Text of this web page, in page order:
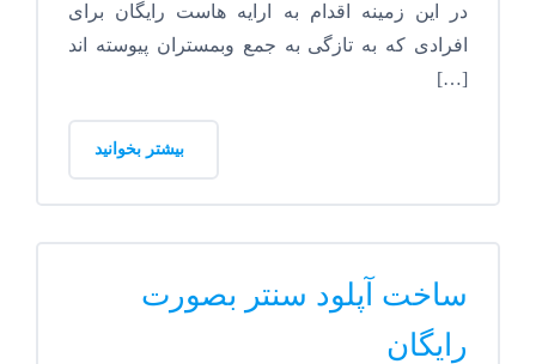
در این زمینه اقدام به ارایه هاست رایگان برای
افرادی که به تازگی به جمع وبمستران پیوسته اند
[…]
بیشتر بخوانید
ساخت آپلود سنتر بصورت
رایگان